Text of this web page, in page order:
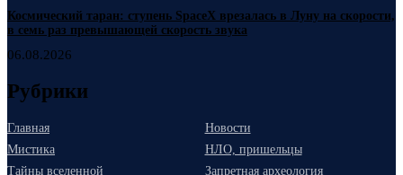
Космический таран: ступень SpaceX врезалась в Луну на скорости,
в семь раз превышающей скорость звука
06.08.2026
Рубрики
Главная
Новости
Мистика
НЛО, пришельцы
Тайны вселенной
Запретная археология